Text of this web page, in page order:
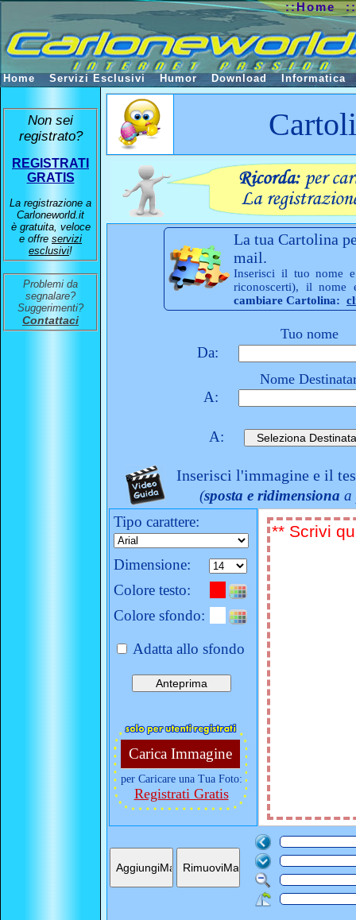
La tua Cartolina
mail.
Inserisci il tuo nome
riconoscerti), il
cambiare Cartolina:
Tuo nome
Da:
Nome
A:
A:
Inserisci l'immagine e il
(sposta e ridimensiona a
Tipo carattere:
Dimensione:
Colore testo:
Colore sfondo:
Adatta allo sfondo
Carica Immagine
per Caricare una Tua Foto:
Registrati Gratis
Non sei
registrato?
REGISTRATI
GRATIS
La registrazione a
Carloneworld.it
è gratuita, veloce
e offre servizi
esclusivi!
Problemi da
segnalare?
Suggerimenti?
Contattaci
::Home
Home Servizi Esclusivi Humor Download Informatica